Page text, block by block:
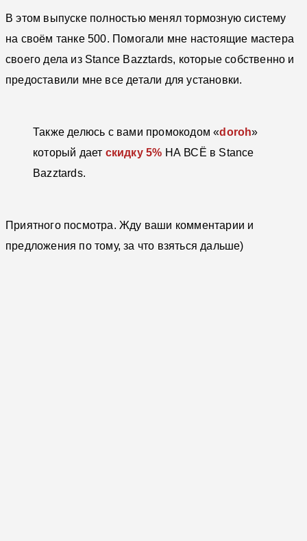
В этом выпуске полностью менял тормозную систему
на своём танке 500. Помогали мне настоящие мастера
своего дела из Stance Bazztards, которые собственно и
предоставили мне все детали для установки.
Также делюсь с вами промокодом «doroh»
который дает скидку 5% НА ВСЁ в Stance
Bazztards.
Приятного посмотра. Жду ваши комментарии и
предложения по тому, за что взяться дальше)